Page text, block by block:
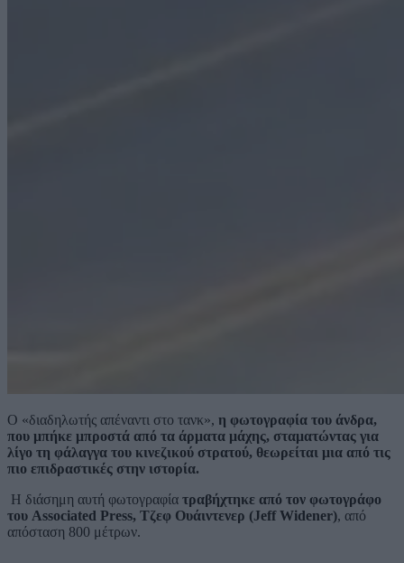
Ο «διαδηλωτής απέναντι στο τανκ», η φωτογραφία του άνδρα,
που μπήκε μπροστά από τα άρματα μάχης, σταματώντας για
λίγο τη φάλαγγα του κινεζικού στρατού, θεωρείται μια από τις
πιο επιδραστικές στην ιστορία.
Η διάσημη αυτή φωτογραφία τραβήχτηκε από τον φωτογράφο
του Associated Press, Τζεφ Ουάιντενερ (Jeff Widener), από
απόσταση 800 μέτρων.